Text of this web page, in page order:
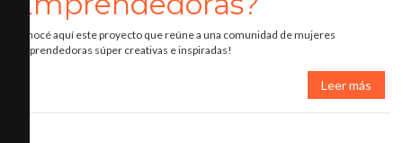
Conocé aquí este proyecto que reúne a una comunidad de mujeres
emprendedoras súper creativas e inspiradas!
Leer más